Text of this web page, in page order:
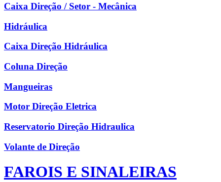
Caixa Direção / Setor - Mecânica
Hidráulica
Caixa Direção Hidráulica
Coluna Direção
Mangueiras
Motor Direção Eletrica
Reservatorio Direção Hidraulica
Volante de Direção
FAROIS E SINALEIRAS